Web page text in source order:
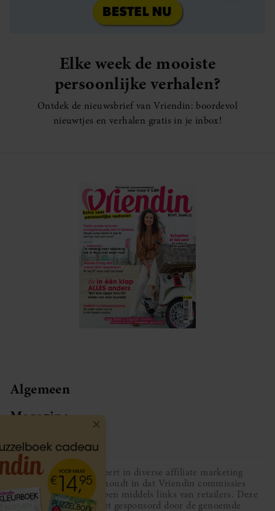
Elke week de mooiste
persoonlijke verhalen?
Ontdek de nieuwsbrief van Vriendin: boordevol
nieuwtjes en verhalen gratis in je inbox!
Algemeen
Magazine
Service
Vriendin participeert in diverse affiliate marketing
programma’s, dat houdt in dat Vriendin commissies
ontvangt voor aankopen middels links van retailers. Deze
website wordt niet gesponsord door de genoemde